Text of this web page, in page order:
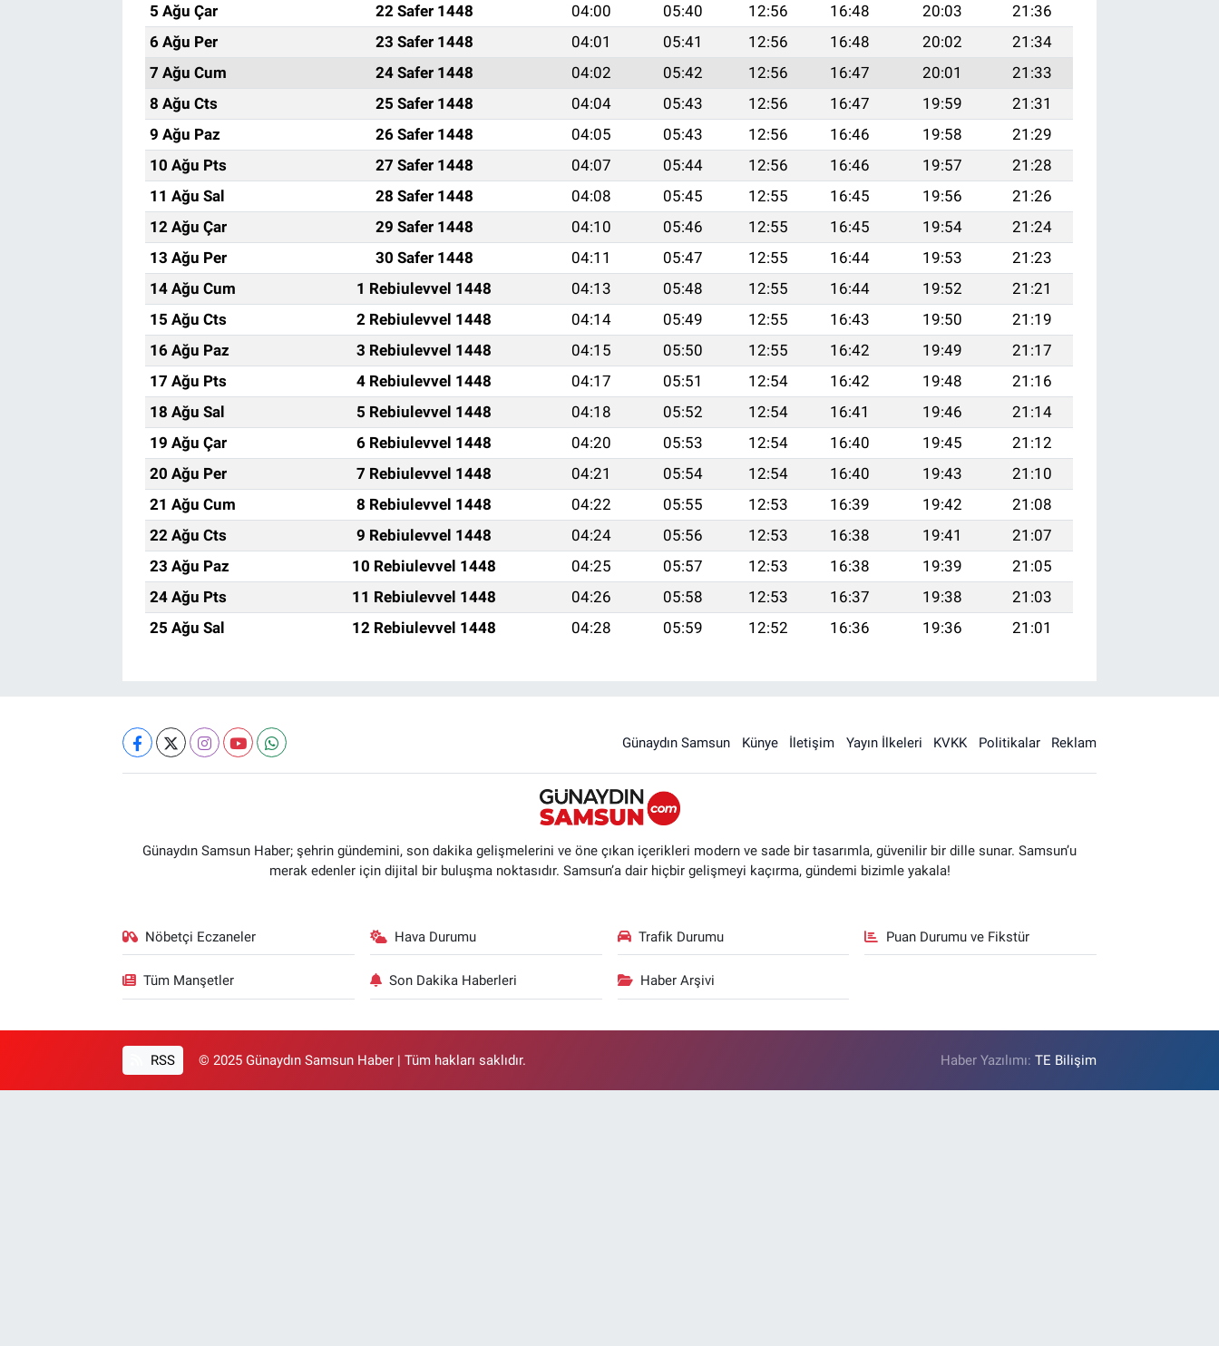
5 Ağu Çar
22 Safer 1448 04:00 05:40 12:56 16:48 20:03
21:36
6 Ağu Per
23 Safer 1448 04:01 05:41 12:56 16:48 20:02
21:34
7 Ağu Cum
24 Safer 1448 04:02 05:42 12:56 16:47 20:01
21:33
8 Ağu Cts
25 Safer 1448 04:04 05:43 12:56 16:47 19:59
21:31
9 Ağu Paz
26 Safer 1448 04:05 05:43 12:56 16:46 19:58
21:29
10 Ağu Pts
27 Safer 1448 04:07 05:44 12:56 16:46 19:57
21:28
11 Ağu Sal
28 Safer 1448 04:08 05:45 12:55 16:45 19:56
21:26
12 Ağu Çar
29 Safer 1448 04:10 05:46 12:55 16:45 19:54
21:24
13 Ağu Per
30 Safer 1448 04:11 05:47 12:55 16:44 19:53
21:23
14 Ağu Cum
1 Rebiulevvel 1448 04:13 05:48 12:55 16:44 19:52
21:21
15 Ağu Cts
2 Rebiulevvel 1448 04:14 05:49 12:55 16:43 19:50
21:19
16 Ağu Paz
3 Rebiulevvel 1448 04:15 05:50 12:55 16:42 19:49
21:17
17 Ağu Pts
4 Rebiulevvel 1448 04:17 05:51 12:54 16:42 19:48
21:16
18 Ağu Sal
5 Rebiulevvel 1448 04:18 05:52 12:54 16:41 19:46
21:14
19 Ağu Çar
6 Rebiulevvel 1448 04:20 05:53 12:54 16:40 19:45
21:12
20 Ağu Per
7 Rebiulevvel 1448 04:21 05:54 12:54 16:40 19:43
21:10
21 Ağu Cum
8 Rebiulevvel 1448 04:22 05:55 12:53 16:39 19:42
21:08
22 Ağu Cts
9 Rebiulevvel 1448 04:24 05:56 12:53 16:38 19:41
21:07
23 Ağu Paz
10 Rebiulevvel 1448 04:25 05:57 12:53 16:38 19:39
21:05
24 Ağu Pts
11 Rebiulevvel 1448 04:26 05:58 12:53 16:37 19:38
21:03
25 Ağu Sal
12 Rebiulevvel 1448 04:28 05:59 12:52 16:36 19:36 21:01
Günaydın Samsun Künye İletişim Yayın İlkeleri KVKK Politikalar Reklam
Günaydın Samsun Haber; şehrin gündemini, son dakika gelişmelerini ve öne çıkan içerikleri modern ve sade bir tasarımla, güvenilir bir dille sunar. Samsun’u
merak edenler için dijital bir buluşma noktasıdır. Samsun’a dair hiçbir gelişmeyi kaçırma, gündemi bizimle yakala!
Nöbetçi Eczaneler Hava Durumu Trafik Durumu Puan Durumu ve Fikstür
Tüm Manşetler Son Dakika Haberleri Haber Arşivi
RSS © 2025 Günaydın Samsun Haber | Tüm hakları saklıdır. Haber Yazılımı:TE Bilişim